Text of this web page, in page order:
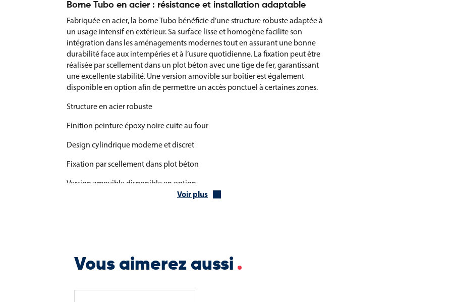
Borne Tubo en acier : résistance et installation adaptable
Fabriquée en acier, la borne Tubo bénéficie d’une structure robuste adaptée à
un usage intensif en extérieur. Sa surface lisse et homogène facilite son
intégration dans les aménagements modernes tout en assurant une bonne
durabilité face aux intempéries et à l’usure quotidienne. La fixation peut être
réalisée par scellement dans un plot béton avec une tige de fer, garantissant
une excellente stabilité. Une version amovible sur boîtier est également
disponible en option afin de permettre un accès ponctuel à certaines zones.
Structure en acier robuste
Finition peinture époxy noire cuite au four
Design cylindrique moderne et discret
Fixation par scellement dans plot béton
Version amovible disponible en option
Largeur de la base : 130 mm
Voir plus
Vous aimerez aussi